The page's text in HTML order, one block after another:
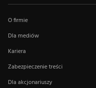
O firmie
Dla mediów
Kariera
Zabezpieczenie treści
Dla akcjonariuszy